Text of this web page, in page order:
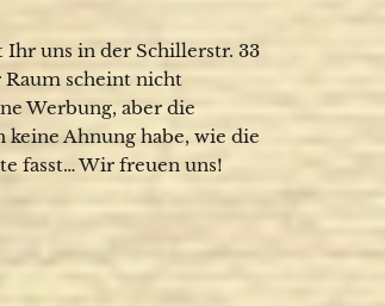
Ihr uns in der Schillerstr. 33
Raum scheint nicht
Werbung, aber die
Ahnung habe, wie die
fasst… Wir freuen uns!